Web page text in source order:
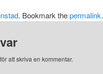
. Bookmark thepermalink.
för att skriva en kommentar.